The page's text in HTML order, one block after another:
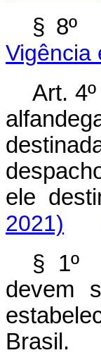
§ 8º
Vigência
Art.
ele
2021)
§ 1º
devem
Brasil.